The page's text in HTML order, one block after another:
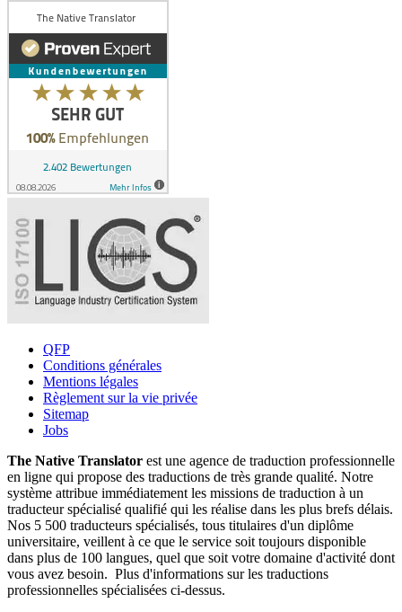
QFP
Conditions générales
Mentions légales
Règlement sur la vie privée
Sitemap
Jobs
The Native Translator est une agence de traduction professionnelle
en ligne qui propose des traductions de très grande qualité. Notre
système attribue immédiatement les missions de traduction à un
traducteur spécialisé qualifié qui les réalise dans les plus brefs délais.
Nos 5 500 traducteurs spécialisés, tous titulaires d'un diplôme
universitaire, veillent à ce que le service soit toujours disponible
dans plus de 100 langues, quel que soit votre domaine d'activité dont
vous avez besoin. Plus d'informations sur les traductions
professionnelles spécialisées ci-dessus.